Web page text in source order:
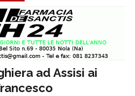
ad Assisi ai